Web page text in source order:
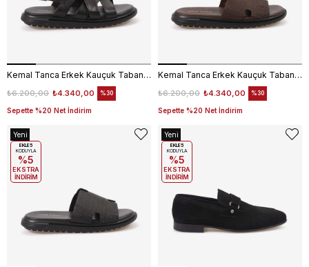
Kemal Tanca Erkek Kauçuk Tabanlı Deri Comfort Günlük Çapraz Bantlı Sandalet 555
₺4.340,00
₺6.200,00
Sepette %20 Net İndirim
%30
Kemal Tanca Erkek Kauçuk Tabanlı Comfort Günlük Terlik 110
₺4.340,00
₺6.200,00
Sepette %20 Net İndirim
%30
Yeni
Ürün
EKLE5
KODUYLA
%5
EKSTRA
İNDİRİM
Yeni
Ürün
EKLE5
KODUYLA
%5
EKSTRA
İNDİRİM